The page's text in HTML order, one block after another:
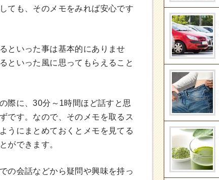
ても、そのメモをみれば安心です
といった事は基本的にありませ
といった風に思ってもらえること
際に、30分～1時間ほど話すと思
です。なので、そのメモを取るス
うにまとめておくとメモを見てる
ができます。
の会話などから疑問や興味を持っ